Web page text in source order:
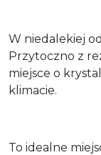
W niedalekiej
Przytoczno z
miejsce o
klimacie.
To idealne